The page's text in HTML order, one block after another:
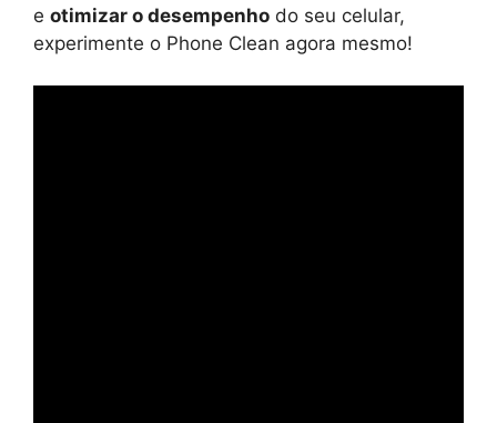
e otimizar o desempenho do seu celular,
experimente o Phone Clean agora mesmo!